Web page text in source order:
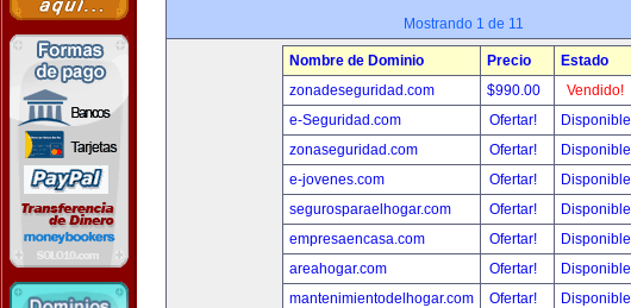
Mostrando 1 de 11
Nombre de Dominio Precio
Estado
zonadeseguridad.com
$990.00
Vendido!
e-Seguridad.com
Ofertar!
Disponible
zonaseguridad.com
Ofertar!
Disponible
e-jovenes.com
Ofertar!
Disponible
segurosparaelhogar.com
Ofertar!
Disponible
empresaencasa.com
Ofertar!
Disponible
areahogar.com
Ofertar!
Disponible
mantenimientodelhogar.com
Ofertar!
Disponible